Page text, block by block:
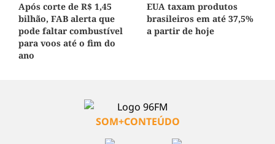
Após corte de R$ 1,45
bilhão, FAB alerta que
pode faltar combustível
para voos até o fim do
ano
EUA taxam produtos
brasileiros em até 37,5%
a partir de hoje
SOM+CONTEÚDO